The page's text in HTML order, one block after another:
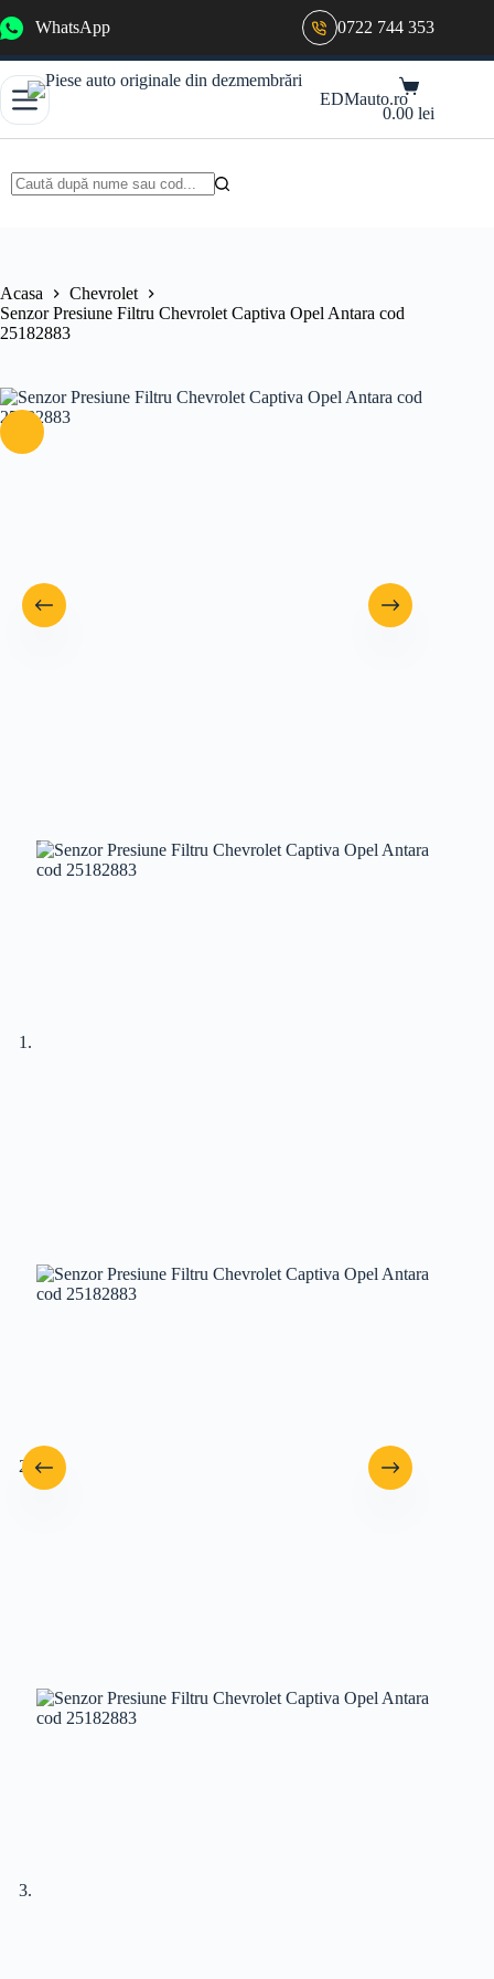
la
WhatsApp 0722 744 353
EDMauto.ro
Coș
de
cumpărături
0.00lei
Acasa
Chevrolet
Senzor Presiune Filtru Chevrolet Captiva Opel Antara cod
25182883